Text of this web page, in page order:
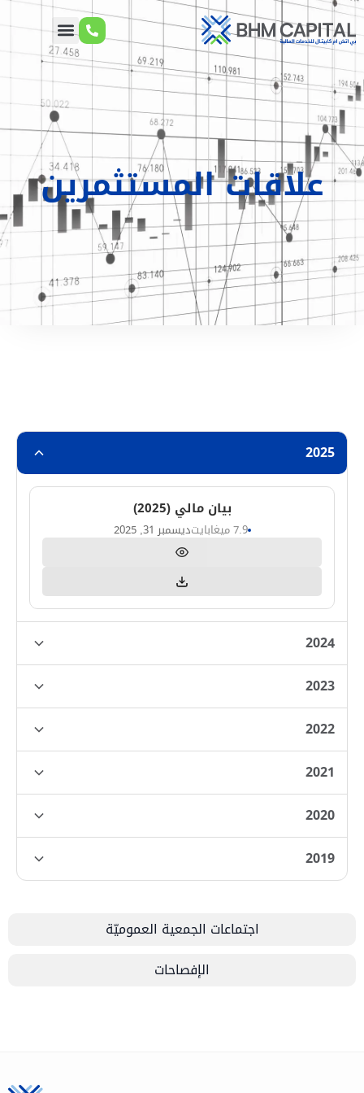
علاقات المستثمرين
اجتماعات الجمعية العموميّة
الإفصاحات
2025
بيان مالي (2025)
7.9 ميغابايت ديسمبر 31, 2025
2024
2023
2022
2021
2020
2019